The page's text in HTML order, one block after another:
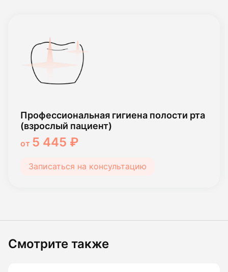
Профессиональная гигиена полости рта
(взрослый пациент)
от 5 445 ₽
Записаться на консультацию
Смотрите также